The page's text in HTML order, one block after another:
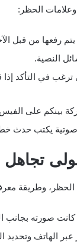
الحظر:
رفعها من قبل
النصية.
في التأكد
بينكم على
صوتية يكتب حدث
تجاهل
وطريقة
كانت صورته بجانب
الهاتف وتحديد